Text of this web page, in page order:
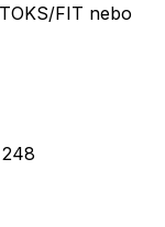
FIT nebo